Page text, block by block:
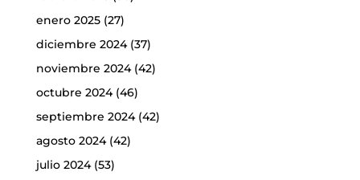
enero 2025(27)
diciembre 2024(37)
noviembre 2024(42)
octubre 2024(46)
septiembre 2024(42)
agosto 2024(42)
julio 2024(53)